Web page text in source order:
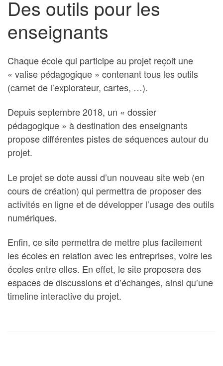
Des outils pour les
enseignants
Chaque école qui participe au projet reçoit une
« valise pédagogique » contenant tous les outils
(carnet de l’explorateur, cartes, …).
Depuis septembre 2018, un « dossier
pédagogique » à destination des enseignants
propose différentes pistes de séquences autour du
projet.
Le projet se dote aussi d’un nouveau site web (en
cours de création) qui permettra de proposer des
activités en ligne et de développer l’usage des outils
numériques.
Enfin, ce site permettra de mettre plus facilement
les écoles en relation avec les entreprises, voire les
écoles entre elles. En effet, le site proposera des
espaces de discussions et d’échanges, ainsi qu’une
timeline interactive du projet.